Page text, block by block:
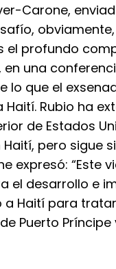
Carone,
el profundo
en una
lo que el
Rubio ha
de Estados
Haití, pero sigue
expresó: “Este
el desarrollo e
Haití para
Puerto